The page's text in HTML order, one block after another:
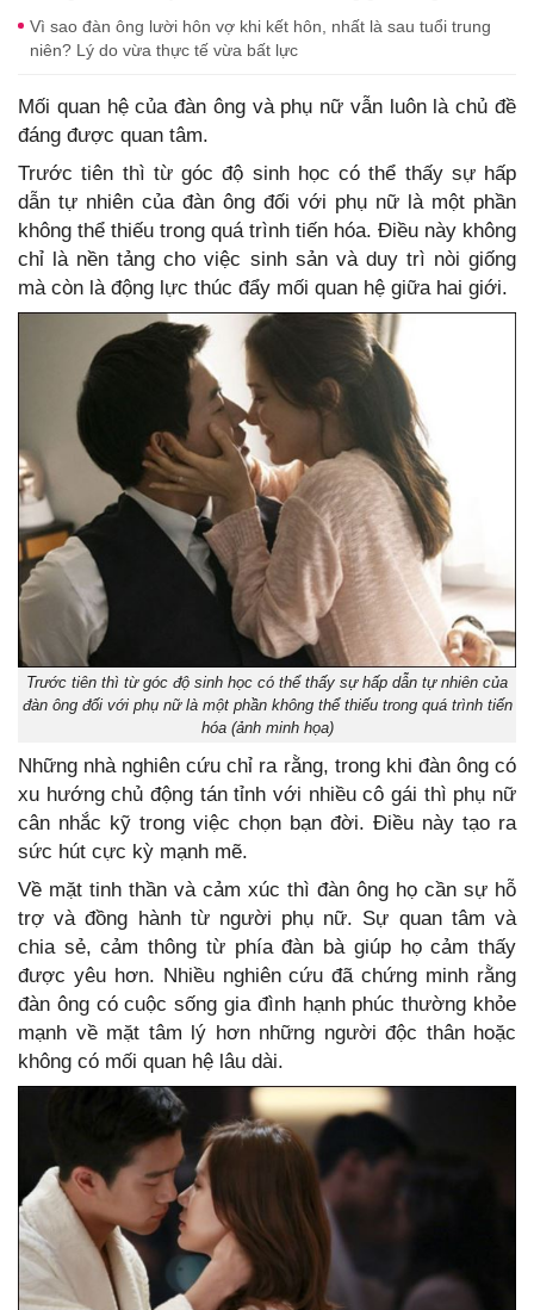
Vì sao đàn ông lười hôn vợ khi kết hôn, nhất là sau tuổi trung
niên? Lý do vừa thực tế vừa bất lực
Mối quan hệ của đàn ông và phụ nữ vẫn luôn là chủ đề
đáng được quan tâm.
Trước tiên thì từ góc độ sinh học có thể thấy sự hấp
dẫn tự nhiên của đàn ông đối với phụ nữ là một phần
không thể thiếu trong quá trình tiến hóa. Điều này không
chỉ là nền tảng cho việc sinh sản và duy trì nòi giống
mà còn là động lực thúc đẩy mối quan hệ giữa hai giới.
Trước tiên thì từ góc độ sinh học có thể thấy sự hấp dẫn tự nhiên của
đàn ông đối với phụ nữ là một phần không thể thiếu trong quá trình tiến
hóa (ảnh minh họa)
Những nhà nghiên cứu chỉ ra rằng, trong khi đàn ông có
xu hướng chủ động tán tỉnh với nhiều cô gái thì phụ nữ
cân nhắc kỹ trong việc chọn bạn đời. Điều này tạo ra
sức hút cực kỳ mạnh mẽ.
Về mặt tinh thần và cảm xúc thì đàn ông họ cần sự hỗ
trợ và đồng hành từ người phụ nữ. Sự quan tâm và
chia sẻ, cảm thông từ phía đàn bà giúp họ cảm thấy
được yêu hơn. Nhiều nghiên cứu đã chứng minh rằng
đàn ông có cuộc sống gia đình hạnh phúc thường khỏe
mạnh về mặt tâm lý hơn những người độc thân hoặc
không có mối quan hệ lâu dài.